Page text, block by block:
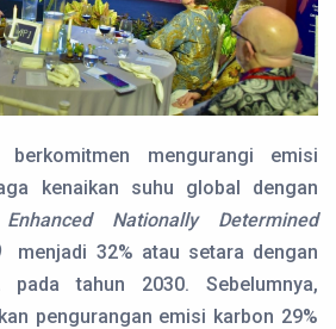
mengurangi emisi
kenaikan suhu global dengan
Enhanced Nationally Determined
menjadi 32% atau setara dengan
tahun 2030. Sebelumnya,
pengurangan emisi karbon 29%